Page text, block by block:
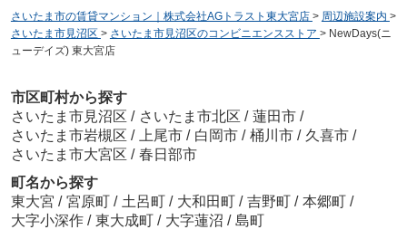
さいたま市の賃貸マンション｜株式会社AGトラスト東大宮店 > 周辺施設案内 >
さいたま市見沼区 > さいたま市見沼区のコンビニエンスストア > NewDays(ニ
ューデイズ) 東大宮店
市区町村から探す
さいたま市見沼区 / さいたま市北区 / 蓮田市 /
さいたま市岩槻区 / 上尾市 / 白岡市 / 桶川市 / 久喜市 /
さいたま市大宮区 / 春日部市
町名から探す
東大宮 / 宮原町 / 土呂町 / 大和田町 / 吉野町 / 本郷町 /
大字小深作 / 東大成町 / 大字蓮沼 / 島町